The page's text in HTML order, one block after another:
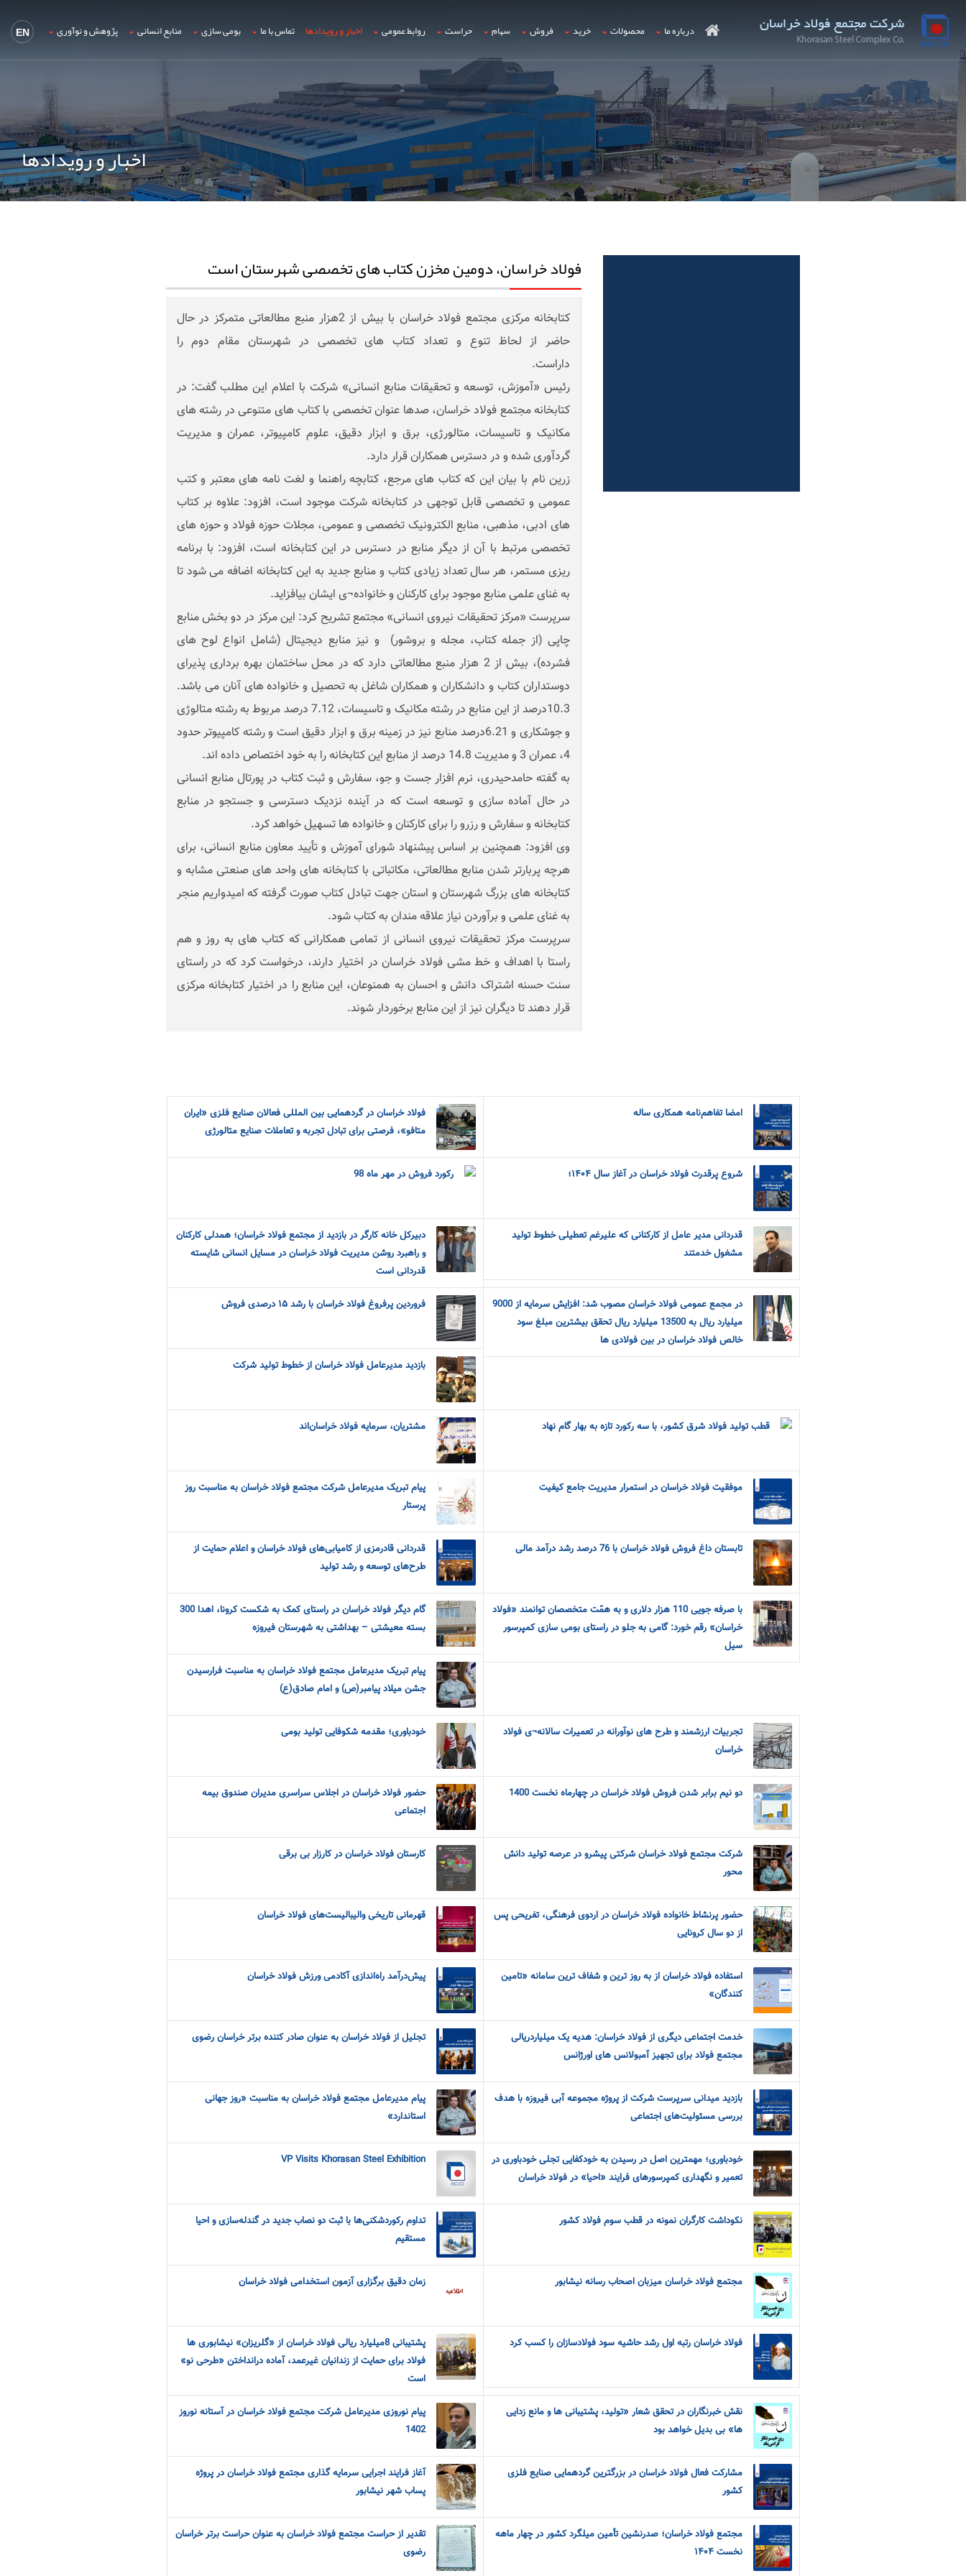
EN درباره ما محصولات خرید فروش سهام حراست روابط عمومی اخبار و رویدادها تماس با ما بومی سازی منابع انسانی پژوهش و نوآوری
اخبار و رویدادها
فولاد خراسان، دومین مخزن کتاب های تخصصی شهرستان است
کتابخانه مرکزی مجتمع فولاد خراسان با بیش از 2هزار منبع مطالعاتی متمرکز در حال
حاضر از لحاظ تنوع و تعداد کتاب های تخصصی در شهرستان مقام دوم را
داراست.
رئیس «آموزش، توسعه و تحقیقات منابع انسانی» شرکت با اعلام این مطلب گفت: در
کتابخانه مجتمع فولاد خراسان، صدها عنوان تخصصی با کتاب های متنوعی در رشته های
مکانیک و تاسیسات، متالورژی، برق و ابزار دقیق، علوم کامپیوتر، عمران و مدیریت
گردآوری شده و در دسترس همکاران قرار دارد.
زرین نام با بیان این که کتاب های مرجع، کتابچه راهنما و لغت نامه های معتبر و کتب
عمومی و تخصصی قابل توجهی در کتابخانه شرکت موجود است، افزود: علاوه بر کتاب
های ادبی، مذهبی، منابع الکترونیک تخصصی و عمومی، مجلات حوزه فولاد و حوزه های
تخصصی مرتبط با آن از دیگر منابع در دسترس در این کتابخانه است، افزود: با برنامه
ریزی مستمر، هر سال تعداد زیادی کتاب و منابع جدید به این کتابخانه اضافه می شود تا
به غنای علمی منابع موجود برای کارکنان و خانواده¬ی ایشان بیافزاید.
سرپرست «مرکز تحقیقات نیروی انسانی» مجتمع تشریح کرد: این مرکز در دو بخش منابع
چاپی (از جمله کتاب، مجله و بروشور) و نیز منابع دیجیتال (شامل انواع لوح های
فشرده)، بیش از 2 هزار منبع مطالعاتی دارد که در محل ساختمان بهره برداری پذیرای
دوستداران کتاب و دانشکاران و همکاران شاغل به تحصیل و خانواده های آنان می باشد.
10.3درصد از این منابع در رشته مکانیک و تاسیسات، 7.12 درصد مربوط به رشته متالوژی
و جوشکاری و 6.21درصد منابع نیز در زمینه برق و ابزار دقیق است و رشته کامپیوتر حدود
4، عمران 3 و مدیریت 14.8 درصد از منابع این کتابخانه را به خود اختصاص داده اند.
به گفته حامدحیدری، نرم افزار جست و جو، سفارش و ثبت کتاب در پورتال منابع انسانی
در حال آماده سازی و توسعه است که در آینده نزدیک دسترسی و جستجو در منابع
کتابخانه و سفارش و رزرو را برای کارکنان و خانواده ها تسهیل خواهد کرد.
وی افزود: همچنین بر اساس پیشنهاد شورای آموزش و تأیید معاون منابع انسانی، برای
هرچه پربارتر شدن منابع مطالعاتی، مکاتباتی با کتابخانه های واحد های صنعتی مشابه و
کتابخانه های بزرگ شهرستان و استان جهت تبادل کتاب صورت گرفته که امیدواریم منجر
به غنای علمی و برآوردن نیاز علاقه مندان به کتاب شود.
سرپرست مرکز تحقیقات نیروی انسانی از تمامی همکارانی که کتاب های به روز و هم
راستا با اهداف و خط مشی فولاد خراسان در اختیار دارند، درخواست کرد که در راستای
سنت حسنه اشتراک دانش و احسان به همنوعان، این منابع را در اختیار کتابخانه مرکزی
قرار دهند تا دیگران نیز از این منابع برخوردار شوند.
امضا تفاهم‌نامه همکاری ساله
فولاد خراسان در گردهمایی بین المللی فعالان صنایع فلزی «ایران
متافو»، فرصتی برای تبادل تجربه و تعاملات صنایع متالورژی
شروع پرقدرت فولاد خراسان در آغاز سال ۱۴۰۴؛ رکورد فروش در مهر ماه 98
قدردانی مدیر عامل از کارکنانی که علیرغم تعطیلی خطوط تولید
مشغول خدمتند
دبیرکل خانه کارگر در بازدید از مجتمع فولاد خراسان؛ همدلی کارکنان
و راهبرد روشن مدیریت فولاد خراسان در مسایل انسانی شایسته
قدردانی است
در مجمع عمومی فولاد خراسان مصوب شد: افزایش سرمایه از 9000
میلیارد ریال به 13500 میلیارد ریال تحقق بیشترین مبلغ سود
خالص فولاد خراسان در بین فولادی ها
فروردین پرفروغ فولاد خراسان با رشد ۱۵ درصدی فروش
بازدید مدیرعامل فولاد خراسان از خطوط تولید شرکت
قطب تولید فولاد شرق کشور، با سه رکورد تازه به بهار گام نهاد مشتریان، سرمایه فولاد خراسان‌اند
موفقیت فولاد خراسان در استمرار مدیریت جامع کیفیت
پیام تبریک مدیرعامل شرکت مجتمع فولاد خراسان به مناسبت روز
پرستار
تابستان داغ فروش فولاد خراسان با 76 درصد رشد درآمد مالی
قدردانی قادرمزی از کامیابی‌های فولاد خراسان و اعلام حمایت از
طرح‌های توسعه و رشد تولید
با صرفه جویی 110 هزار دلاری و به همّت متخصصان توانمند «فولاد
خراسان» رقم خورد: گامی به جلو در راستای بومی سازی کمپرسور
سیل
گام دیگر فولاد خراسان در راستای کمک به شکست کرونا، اهدا 300
بسته معیشتی – بهداشتی به شهرستان فیروزه
پیام تبریک مدیرعامل مجتمع فولاد خراسان به مناسبت فرارسیدن
جشن میلاد پیامبر(ص) و امام صادق(ع)
تجربیات ارزشمند و طرح های نوآورانه در تعمیرات سالانه¬ی فولاد
خراسان
خودباوری؛ مقدمه شکوفایی تولید بومی
دو نیم برابر شدن فروش فولاد خراسان در چهارماه نخست 1400
حضور فولاد خراسان در اجلاس سراسری مدیران صندوق بیمه
اجتماعی
شرکت مجتمع فولاد خراسان شرکتی پیشرو در عرصه تولید دانش
محور
کارستان فولاد خراسان در کارزار بی برقی
حضور پرنشاط خانواده فولاد خراسان در اردوی فرهنگی، تفریحی پس
از دو سال کرونایی
قهرمانی تاریخی والیبالیست‌های فولاد خراسان
استفاده فولاد خراسان از به روز ترین و شفاف ترین سامانه «تامین
کنندگان»
پیش‌درآمد راه‌اندازی آکادمی ورزش فولاد خراسان
خدمت اجتماعی دیگری از فولاد خراسان: هدیه یک میلیاردریالی
مجتمع فولاد برای تجهیز آمبولانس های اورژانس
تجلیل از فولاد خراسان به عنوان صادر کننده برتر خراسان رضوی
بازدید میدانی سرپرست شرکت از پروژه مجموعه آبی فیروزه با هدف
بررسی مسئولیت‌های اجتماعی
پیام مدیرعامل مجتمع فولاد خراسان به مناسبت «روز جهانی
استاندارد»
خودباوری؛ مهمترین اصل در رسیدن به خودکفایی تجلی خودباوری در
تعمیر و نگهداری کمپرسورهای فرایند «احیا» در فولاد خراسان
VP Visits Khorasan Steel Exhibition
نکوداشت کارگران نمونه در قطب سوم فولاد کشور
تداوم رکوردشکنی‌ها با ثبت دو نصاب جدید در گندله‌سازی و احیا
مستقیم
مجتمع فولاد خراسان میزبان اصحاب رسانه نیشابور زمان دقیق برگزاری آزمون استخدامی فولاد خراسان
فولاد خراسان رتبه اول رشد حاشیه سود فولادسازان را کسب کرد
پشتیبانی 8میلیارد ریالی فولاد خراسان از «گلریزان» نیشابوری ها
فولاد برای حمایت از زندانیان غیرعمد، آماده درانداختن «طرحی نو»
است
نقش خبرنگاران در تحقق شعار «تولید، پشتیبانی ها و مانع زدایی
ها» بی بدیل خواهد بود
پیام نوروزی مدیرعامل شرکت مجتمع فولاد خراسان در آستانه نوروز
1402
مشارکت فعال فولاد خراسان در بزرگترین گردهمایی صنایع فلزی
کشور
آغاز فرایند اجرایی سرمایه گذاری مجتمع فولاد خراسان در پروژه
پساب شهر نیشابور
مجتمع فولاد خراسان؛ صدرنشین تأمین میلگرد کشور در چهار ماهه
نخست ۱۴۰۴
تقدیر از حراست مجتمع فولاد خراسان به عنوان حراست برتر خراسان
رضوی